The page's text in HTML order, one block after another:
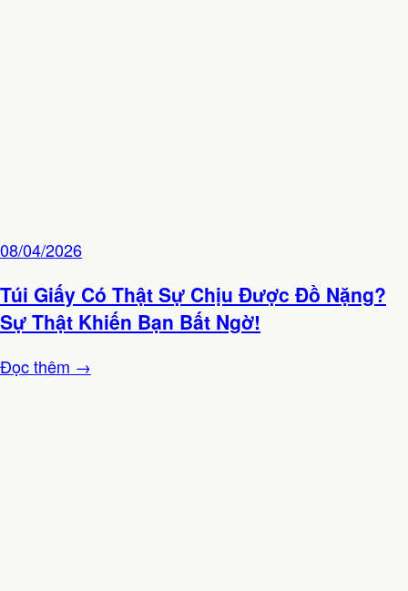
08/04/2026
Túi Giấy Có Thật Sự Chịu Được Đồ Nặng?
Sự Thật Khiến Bạn Bất Ngờ!
Đọc thêm →